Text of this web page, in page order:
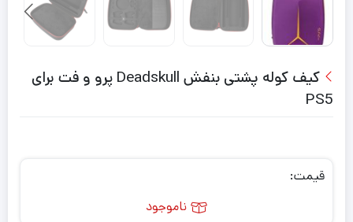
کیف کوله پشتی بنفش Deadskull پرو و فت برای
PS5
قیمت:
ناموجود